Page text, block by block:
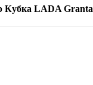
Кубка LADA Granta